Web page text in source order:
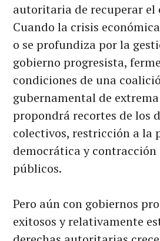
autoritaria de recuperar el
Cuando la crisis
o se profundiza por la
gobierno progresista,
condiciones de una
gubernamental de
propondrá recortes de los
colectivos, restricción a la
democrática y contracción
públicos.
Pero aún con gobiernos
exitosos y relativamente